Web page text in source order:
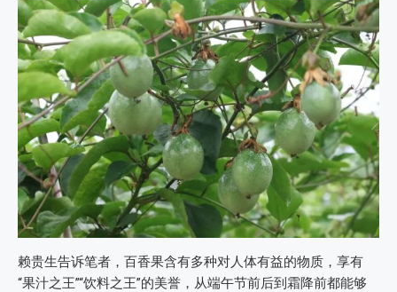
赖贵生告诉笔者，百香果含有多种对人体有益的物质，享有
“果汁之王”“饮料之王”的美誉，从端午节前后到霜降前都能够